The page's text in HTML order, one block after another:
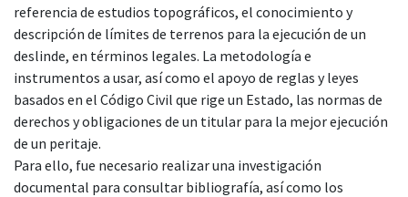
referencia de estudios topográficos, el conocimiento y
descripción de límites de terrenos para la ejecución de un
deslinde, en términos legales. La metodología e
instrumentos a usar, así como el apoyo de reglas y leyes
basados en el Código Civil que rige un Estado, las normas de
derechos y obligaciones de un titular para la mejor ejecución
de un peritaje.
Para ello, fue necesario realizar una investigación
documental para consultar bibliografía, así como los